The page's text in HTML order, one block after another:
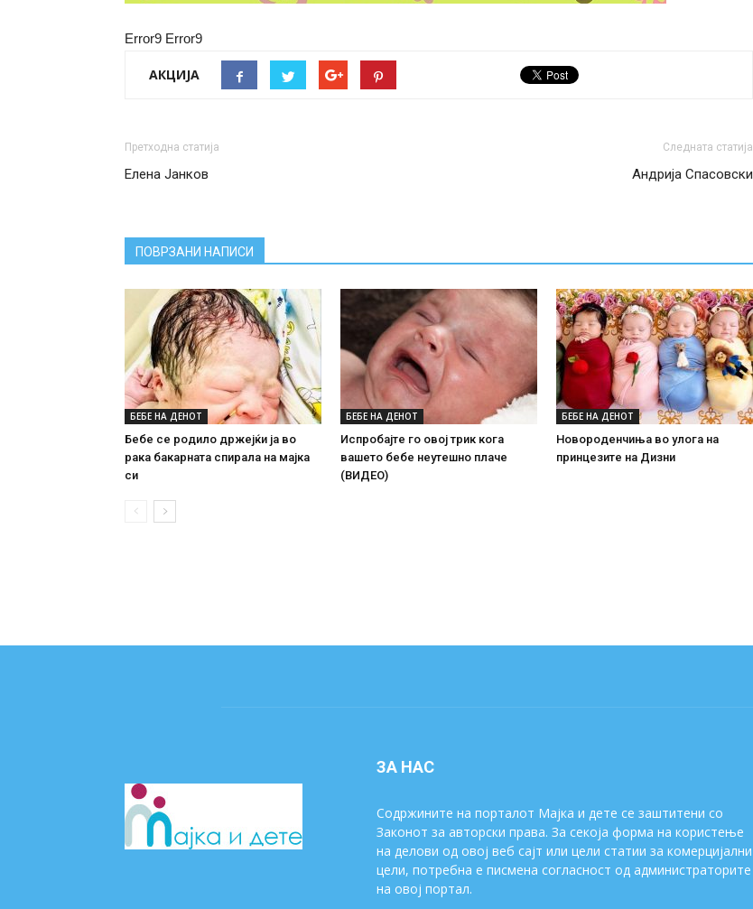
Error9 Error9
АКЦИЈА
Претходна статија
Елена Јанков
Следната статија
Андрија Спасовски
ПОВРЗАНИ НАПИСИ
БЕБЕ НА ДЕНОТ
Бебе се родило држејќи ја во
рака бакарната спирала на мајка
си
БЕБЕ НА ДЕНОТ
Испробајте го овој трик кога
вашето бебе неутешно плаче
(ВИДЕО)
БЕБЕ НА ДЕНОТ
Новороденчиња во улога на
принцезите на Дизни
ЗА НАС
Содржините на порталот Мајка и дете се заштитени со
Законот за авторски права. За секоја форма на користење
на делови од овој веб сајт или цели статии за комерцијални
цели, потребна е писмена согласност од администраторите
на овој портал.